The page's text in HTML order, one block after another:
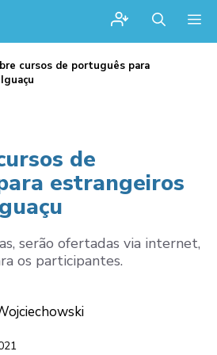
cursos de português para
de
estrangeiros
serão ofertadas via internet,
os participantes.